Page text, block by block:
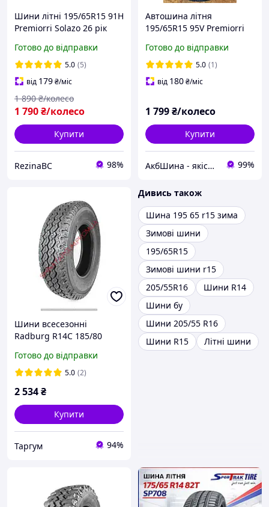
Шини літні 195/65R15 91H
Premiorri Solazo 26 рік
Готово до відправки
5.0 (5)
від 179₴/міс
1 790₴/колесо
1 890 ₴/колесо
Купити
RezinaBC 98%
Автошина літня
195/65R15 95V Premiorri
Готово до відправки
5.0 (1)
від 180₴/міс
1 799₴/колесо
Купити
АкбШина - якісні товари 99%
Шини всесезонні
Radburg R14C 185/80
Готово до відправки
5.0 (2)
2 534₴
Купити
Таргум 94%
Дивись також
Шина 195 65 r15 зима
Зимові шини
195/65R15
Зимові шини r15
205/55R16
Шини R14
Шини бу
Шини 205/55 R16
Шини R15
Літні шини